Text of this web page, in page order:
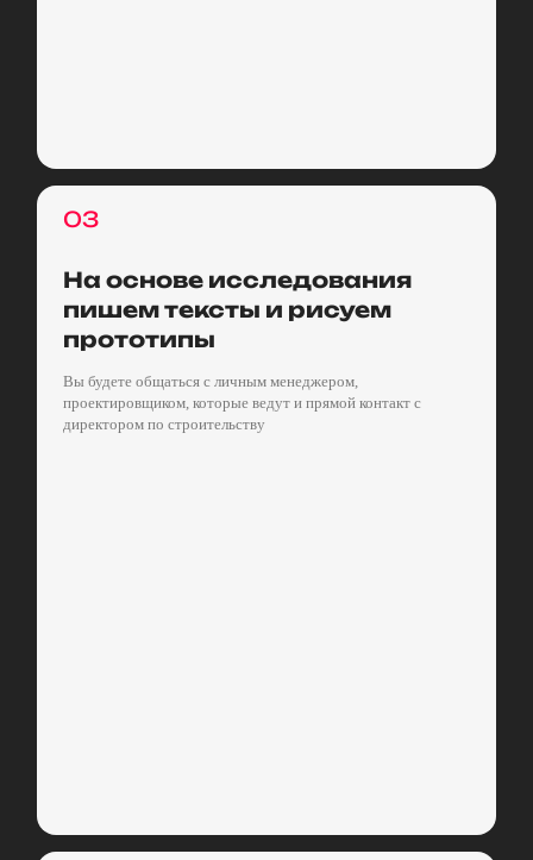
03
На основе исследования
пишем тексты и рисуем
прототипы
Вы будете общаться с личным менеджером,
проектировщиком, которые ведут и прямой контакт с
директором по строительству